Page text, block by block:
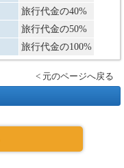
旅行代金の40%
旅行代金の50%
旅行代金の100%
< 元のページへ戻る